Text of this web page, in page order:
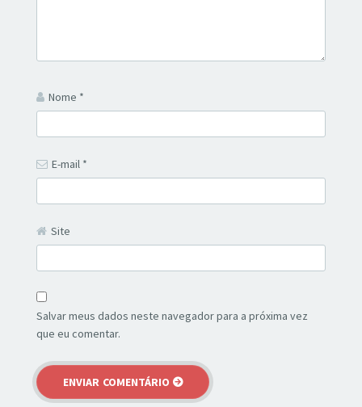
Nome *
E-mail *
Site
Salvar meus dados neste navegador para a próxima vez
que eu comentar.